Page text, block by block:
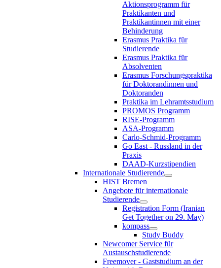
Aktionsprogramm für
Praktikanten und
Praktikantinnen mit einer
Behinderung
Erasmus Praktika für
Studierende
Erasmus Praktika für
Absolventen
Erasmus Forschungspraktika
für Doktorandinnen und
Doktoranden
Praktika im Lehramtsstudium
PROMOS Programm
RISE-Programm
ASA-Programm
Carlo-Schmid-Programm
Go East - Russland in der
Praxis
DAAD-Kurzstipendien
Internationale Studierende
HIST Bremen
Angebote für internationale
Studierende
Registration Form (Iranian
Get Together on 29. May)
kompass
Study Buddy
Newcomer Service für
Austauschstudierende
Freemover - Gaststudium an der